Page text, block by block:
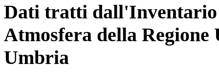
Dati tratti dall'Inventario
Atmosfera della
Umbria